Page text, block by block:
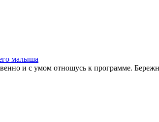
малыша
и с умом отношусь к программе.